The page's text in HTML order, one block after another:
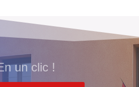
un clic !